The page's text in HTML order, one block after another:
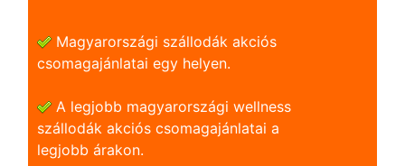
Magyarországi szállodák akciós
csomagajánlatai egy helyen.
A legjobb magyarországi wellness
szállodák akciós csomagajánlatai a
legjobb árakon.